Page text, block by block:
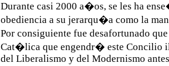
Durante casi 2000 a�os, se les ha
obediencia a su jerarqu�a como la
Por consiguiente fue desafortunado
Cat�lica que engendr� este
del Liberalismo y del Modernismo